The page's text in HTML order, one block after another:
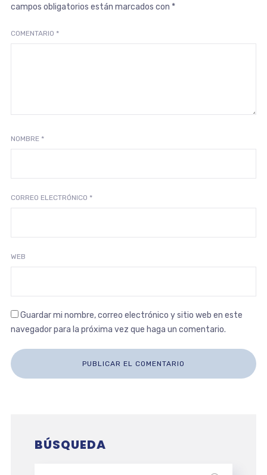
campos obligatorios están marcados con *
COMENTARIO *
NOMBRE *
CORREO ELECTRÓNICO *
WEB
Guardar mi nombre, correo electrónico y sitio web en este
navegador para la próxima vez que haga un comentario.
BÚSQUEDA